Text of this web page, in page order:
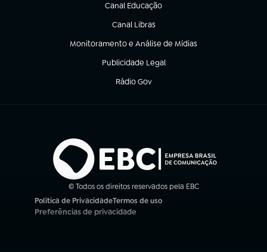
Canal Educação
(abre em nova aba)
Canal Libras
(abre em nova aba)
Monitoramento e Análise de Mídias
(abre em nova aba)
Publicidade Legal
(abre em nova aba)
Rádio Gov
(abre em nova aba)
© Todos os direitos reservados pela EBC
Política de Privacidade
(abre em nova aba)
Termos de uso
(abre em nova aba)
Preferências de privacidade